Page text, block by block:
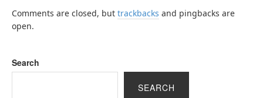
Comments are closed, but trackbacks and pingbacks are
open.
Search
SEARCH